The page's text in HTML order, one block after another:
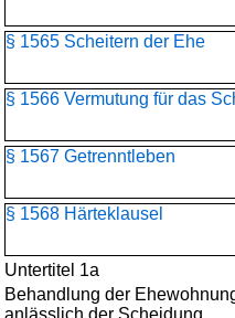
§ 1565 Scheitern der Ehe
§ 1566 Vermutung für das
§ 1567 Getrenntleben
§ 1568 Härteklausel
Untertitel 1a
Behandlung der
anlässlich der Scheidung